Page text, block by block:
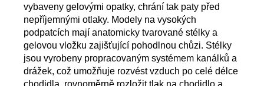
vybaveny gelovými opatky, chrání tak paty před
nepříjemnými otlaky. Modely na vysokých
podpatcích mají anatomicky tvarované stélky a
gelovou vložku zajišťující pohodlnou chůzi. Stélky
jsou vyrobeny propracovaným systémem kanálků a
drážek, což umožňuje rozvéstvzduch po celé délce
chodidla, rovnoměrně rozložittlak na chodidlo a